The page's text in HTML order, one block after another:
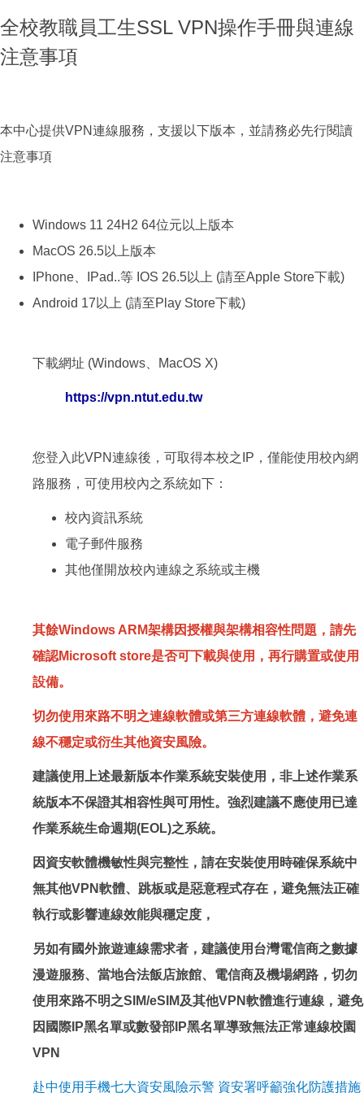
全校教職員工生SSL VPN操作手冊與連線
注意事項
本中心提供VPN連線服務， 支援以下版本，並請務必先行閱讀
注意事項
Windows 11 24H2 64位元以上版本
MacOS 26.5以上版本
IPhone、IPad..等 IOS 26.5以上 (請至Apple Store下載)
Android 17以上 (請至Play Store下載)
下載網址 (Windows、MacOS X)
https://vpn.ntut.edu.tw
您登入此VPN連線後，可取得本校之IP，僅能使用校內網
路服務，可使用校內之系統如下：
校內資訊系統
電子郵件服務
其他僅開放校內連線之系統或主機
其餘Windows ARM架構因授權與架構相容性問題，請先
確認Microsoft store是否可下載與使用，再行購置或使用
設備。
切勿使用來路不明之連線軟體或第三方連線軟體，避免連
線不穩定或衍生其他資安風險。
建議使用上述最新版本作業系統安裝使用，非上述作業系
統版本不保證其相容性與可用性。強烈建議不應使用已達
作業系統生命週期(EOL)之系統。
因資安軟體機敏性與完整性，請在安裝使用時確保系統中
無其他VPN軟體、跳板或是惡意程式存在，避免無法正確
執行或影響連線效能與穩定度，
另如有國外旅遊連線需求者，建議使用台灣電信商之數據
漫遊服務、當地合法飯店旅館、電信商及機場網路，切勿
使用來路不明之SIM/eSIM及其他VPN軟體進行連線，避免
因國際IP黑名單或數發部IP黑名單導致無法正常連線校園
VPN
赴中使用手機七大資安風險示警 資安署呼籲強化防護措施